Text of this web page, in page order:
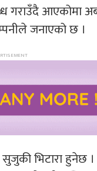
गराउँदै आएकोमा
जनाएको छ ।
भिटारा हुनेछ